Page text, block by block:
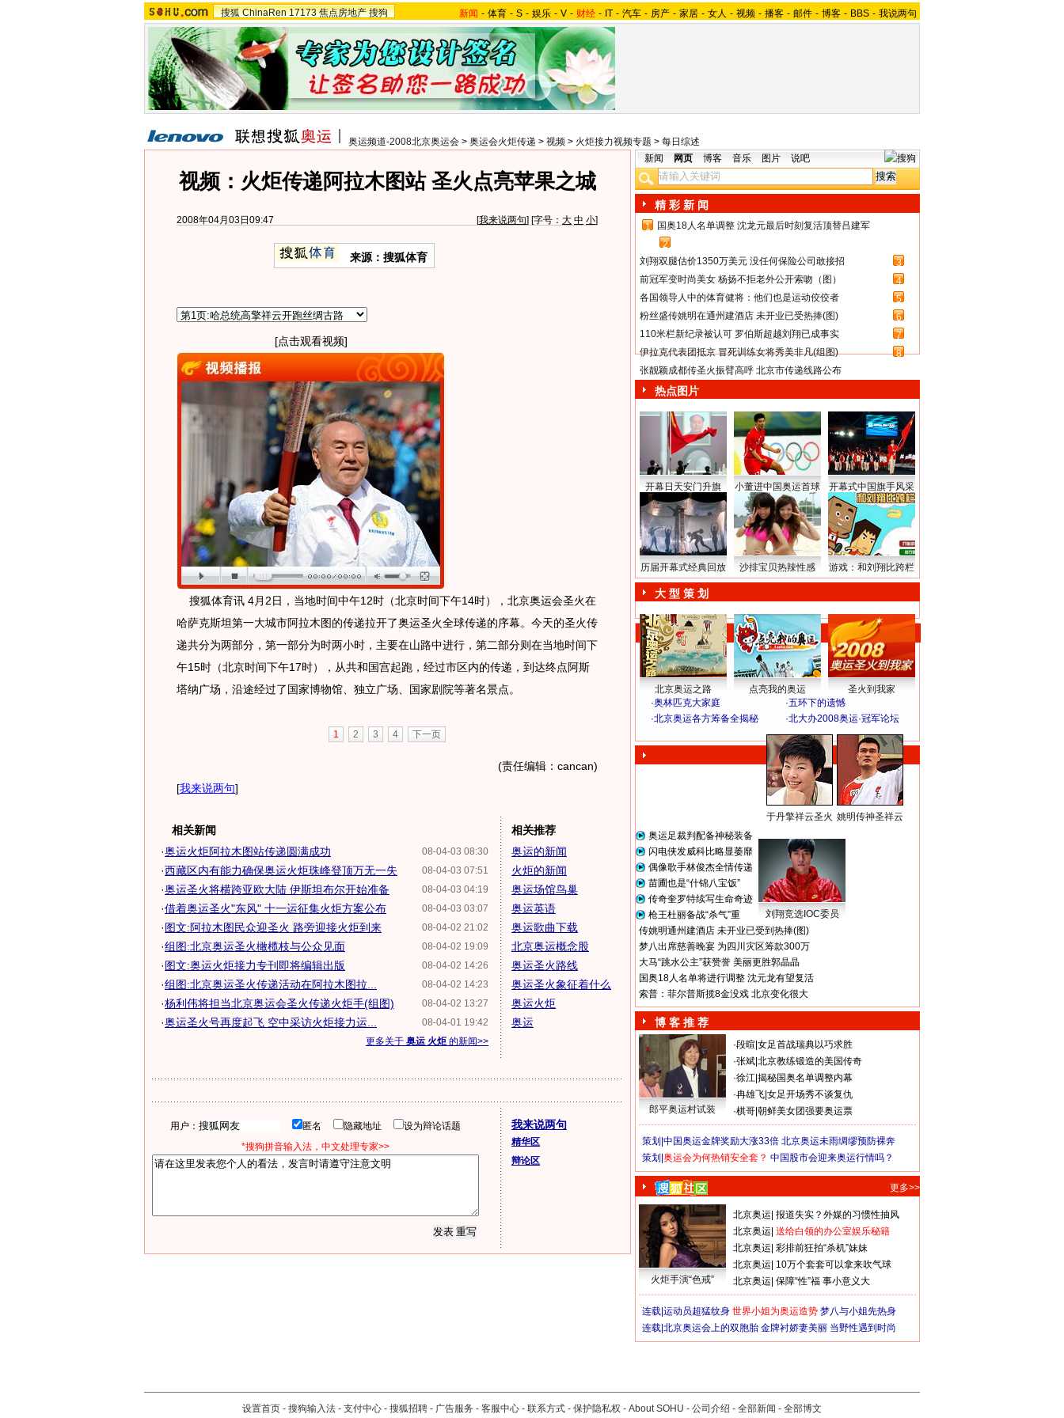
搜狐 ChinaRen 17173 焦点房地产 搜狗 新闻 - 体育 - S - 娱乐 - V - 财经 - IT - 汽车 - 房产 - 家居 - 女人 - 视频 - 播客 - 邮件 - 博客 - BBS - 我说两句
奥运频道-2008北京奥运会 > 奥运会火炬传递 > 视频 > 火炬接力视频专题 > 每日综述
视频：火炬传递阿拉木图站 圣火点亮苹果之城
2008年04月03日09:47 [我来说两句] [字号： 大 中 小]
来源：搜狐体育
[点击观看视频]
搜狐体育讯 4月2日，当地时间中午12时（北京时间下午14时），北京奥运会圣火在
哈萨克斯坦第一大城市阿拉木图的传递拉开了奥运圣火全球传递的序幕。今天的圣火传
递共分为两部分，第一部分为时两小时，主要在山路中进行，第二部分则在当地时间下
午15时（北京时间下午17时），从共和国宫起跑，经过市区内的传递，到达终点阿斯
塔纳广场，沿途经过了国家博物馆、独立广场、国家剧院等著名景点。
1 2 3 4 下一页
(责任编辑：cancan)
[我来说两句]
相关新闻
08-04-03 08:30
·奥运火炬阿拉木图站传递圆满成功
08-04-03 07:51
·西藏区内有能力确保奥运火炬珠峰登顶万无一失
08-04-03 04:19
·奥运圣火将横跨亚欧大陆 伊斯坦布尔开始准备
08-04-03 03:07
·借着奥运圣火"东风" 十一运征集火炬方案公布
08-04-02 21:02
·图文:阿拉木图民众迎圣火 路旁迎接火炬到来
08-04-02 19:09
·组图:北京奥运圣火橄榄枝与公众见面
08-04-02 14:26
·图文:奥运火炬接力专刊即将编辑出版
08-04-02 14:23
·组图:北京奥运圣火传递活动在阿拉木图拉...
08-04-02 13:27
·杨利伟将担当北京奥运会圣火传递火炬手(组图)
08-04-01 19:42
·奥运圣火号再度起飞 空中采访火炬接力运...
更多关于 奥运 火炬 的新闻>>
相关推荐
奥运的新闻
火炬的新闻
奥运场馆鸟巢
奥运英语
奥运歌曲下载
北京奥运概念股
奥运圣火路线
奥运圣火象征着什么
奥运火炬
奥运
用户： 匿名 隐藏地址
设为辩论话题
*搜狗拼音输入法，中文处理专家>>
我来说两句
精华区
辩论区
新闻 网页 博客 音乐 图片 说吧
精 彩 新 闻
1
国奥18人名单调整 沈龙元最后时刻复活顶替吕建军
2
刘翔双腿估价1350万美元 没任何保险公司敢接招
3
前冠军变时尚美女 杨扬不拒老外公开索吻（图）
4
各国领导人中的体育健将：他们也是运动佼佼者
5
粉丝盛传姚明在通州建酒店 未开业已受热捧(图)
6
110米栏新纪录被认可 罗伯斯超越刘翔已成事实
7
伊拉克代表团抵京 冒死训练女将秀美非凡(组图)
8
张靓颖成都传圣火振臂高呼 北京市传递线路公布
热点图片
开幕日天安门升旗 小董进中国奥运首球 开幕式中国旗手风采
历届开幕式经典回放 沙排宝贝热辣性感 游戏：和刘翔比跨栏
大 型 策 划
北京奥运之路 点亮我的奥运
圣火到我家
·奥林匹克大家庭 ·五环下的遗憾
·北京奥运各方筹备全揭秘 ·北大办2008奥运·冠军论坛
于丹擎祥云圣火 姚明传神圣祥云
奥运足裁判配备神秘装备
闪电侠发威科比略显萎靡
偶像歌手林俊杰全情传递
苗圃也是“什锦八宝饭”
传奇奎罗特续写生命奇迹
枪王杜丽备战“杀气”重
刘翔竞选IOC委员
传姚明通州建酒店 未开业已受到热捧(图)
梦八出席慈善晚宴 为四川灾区筹款300万
大马“跳水公主”获赞誉 美丽更胜郭晶晶
国奥18人名单将进行调整 沈元龙有望复活
索普：菲尔普斯揽8金没戏 北京变化很大
博 客 推 荐
郎平奥运村试装
·段暄 女足首战瑞典以巧求胜
·张斌 北京教练锻造的美国传奇
·徐江 揭秘国奥名单调整内幕
·冉雄飞 女足开场秀不谈复仇
·棋哥 朝鲜美女团强要奥运票
策划| 中国奥运金牌奖励大涨33倍 北京奥运未雨绸缪预防裸奔
策划| 奥运会为何热销安全套？ 中国股市会迎来奥运行情吗？
更多>>
火炬手演“色戒”
北京奥运 报道失实？外媒的习惯性抽风
北京奥运 送给白领的办公室娱乐秘籍
北京奥运 彩排前狂拍“杀机”妹妹
北京奥运 10万个套套可以拿来吹气球
北京奥运 保障“性”福 事小意义大
连载| 运动员超猛纹身 世界小姐为奥运造势 梦八与小姐先热身
连载| 北京奥运会上的双胞胎 金牌衬娇妻美丽 当野性遇到时尚
设置首页 - 搜狗输入法 - 支付中心 - 搜狐招聘 - 广告服务 - 客服中心 - 联系方式 - 保护隐私权 - About SOHU - 公司介绍 - 全部新闻 - 全部博文